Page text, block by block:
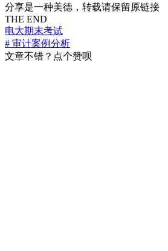
分享是一种美德，转载请保留原链接
THE END
电大期末考试
# 审计案例分析
文章不错？点个赞呗